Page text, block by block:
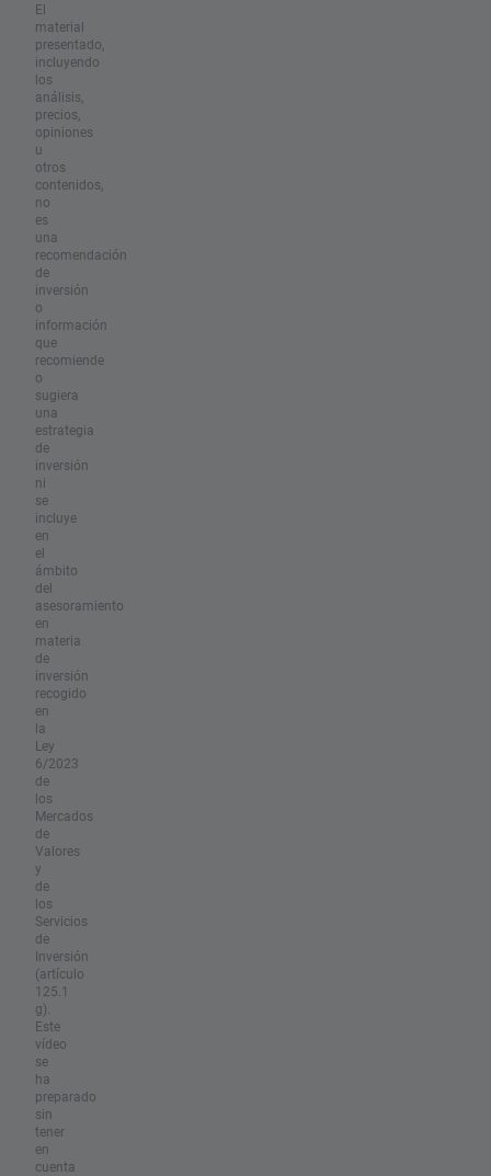
El
material
presentado,
incluyendo
los
análisis,
precios,
opiniones
u
otros
contenidos,
no
es
una
recomendación
de
inversión
o
información
que
recomiende
o
sugiera
una
estrategia
de
inversión
ni
se
incluye
en
el
ámbito
del
asesoramiento
en
materia
de
inversión
recogido
en
la
Ley
6/2023
de
los
Mercados
de
Valores
y
de
los
Servicios
de
Inversión
(artículo
125.1
g).
Este
vídeo
se
ha
preparado
sin
tener
en
cuenta